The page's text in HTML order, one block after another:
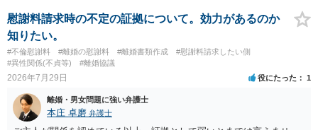
慰謝料請求時の不定の証拠について。効力があるのか
知りたい。
#不倫慰謝料 #離婚の慰謝料 #離婚書類作成
#慰謝料請求したい側
#異性関係(不貞等)
#離婚協議
2026年7月29日 役にたった 1
離婚・男女問題に強い弁護士
本庄 卓磨 弁護士